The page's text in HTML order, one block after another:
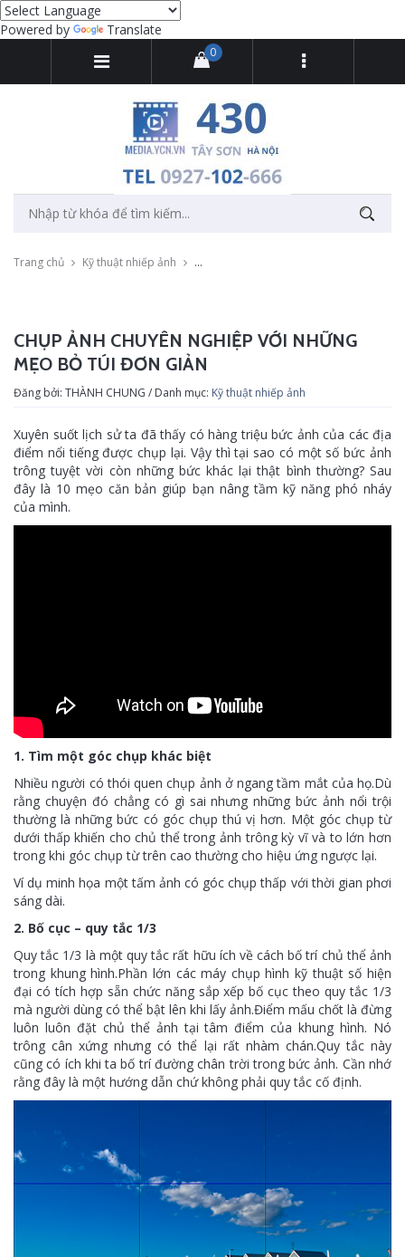
Powered by Translate
0
Trang chủ Kỹ thuật nhiếp ảnh Chụp ảnh chuyên nghiệp với những mẹo
CHỤP ẢNH CHUYÊN NGHIỆP VỚI NHỮNG
MẸO BỎ TÚI ĐƠN GIẢN
Đăng bởi: THÀNH CHUNG / Danh mục: Kỹ thuật nhiếp ảnh
Xuyên suốt lịch sử ta đã thấy có hàng triệu bức ảnh của các địa
điểm nổi tiếng được chụp lại. Vậy thì tại sao có một số bức ảnh
trông tuyệt vời còn những bức khác lại thật bình thường? Sau
đây là 10 mẹo căn bản giúp bạn nâng tầm kỹ năng phó nháy
của mình.
1. Tìm một góc chụp khác biệt
Nhiều người có thói quen chụp ảnh ở ngang tầm mắt của họ.Dù
rằng chuyện đó chẳng có gì sai nhưng những bức ảnh nổi trội
thường là những bức có góc chụp thú vị hơn. Một góc chụp từ
dưới thấp khiến cho chủ thể trong ảnh trông kỳ vĩ và to lớn hơn
trong khi góc chụp từ trên cao thường cho hiệu ứng ngược lại.
Ví dụ minh họa một tấm ảnh có góc chụp thấp với thời gian phơi
sáng dài.
2. Bố cục – quy tắc 1/3
Quy tắc 1/3 là một quy tắc rất hữu ích về cách bố trí chủ thể ảnh
trong khung hình.Phần lớn các máy chụp hình kỹ thuật số hiện
đại có tích hợp sẵn chức năng sắp xếp bố cục theo quy tắc 1/3
mà người dùng có thể bật lên khi lấy ảnh.Điểm mấu chốt là đừng
luôn luôn đặt chủ thể ảnh tại tâm điểm của khung hình. Nó
trông cân xứng nhưng có thể lại rất nhàm chán.Quy tắc này
cũng có ích khi ta bố trí đường chân trời trong bức ảnh. Cần nhớ
rằng đây là một hướng dẫn chứ không phải quy tắc cố định.